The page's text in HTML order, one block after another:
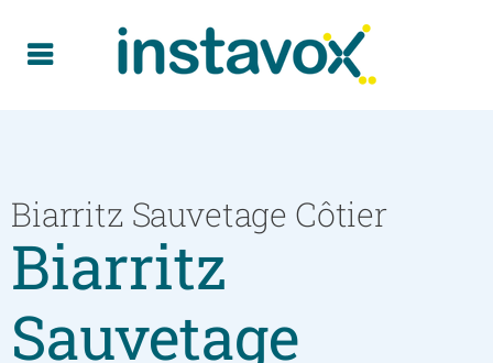
Biarritz Sauvetage Côtier
Biarritz
Sauvetage